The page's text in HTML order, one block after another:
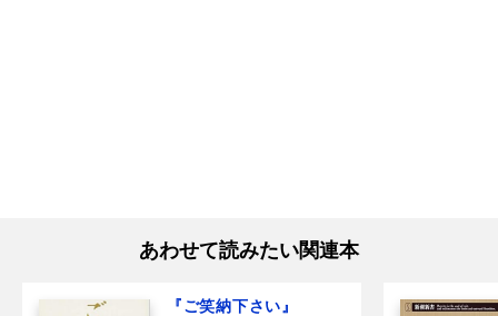
あわせて読みたい関連本
『ご笑納下さい』